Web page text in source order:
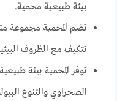
بيئة طبيعية محمية.
تضم المحمية مجموعة
تتكيف مع الظروف
توفر المحمية بيئة
الصحراوي والتنوع